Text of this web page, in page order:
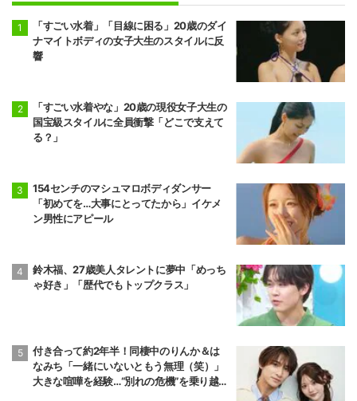
「すごい水着」「目線に困る」20歳のダイ
ナマイトボディの女子大生のスタイルに反
響
「すごい水着やな」20歳の現役女子大生の
国宝級スタイルに全員衝撃「どこで支えて
る？」
154センチのマシュマロボディダンサー
「初めてを…大事にとってたから」イケメ
ン男性にアピール
鈴木福、27歳美人タレントに夢中「めっち
ゃ好き」「歴代でもトップクラス」
付き合って約2年半！同棲中のりんか＆は
なみち「一緒にいないともう無理（笑）」
大きな喧嘩を経験…“別れの危機”を乗り越え